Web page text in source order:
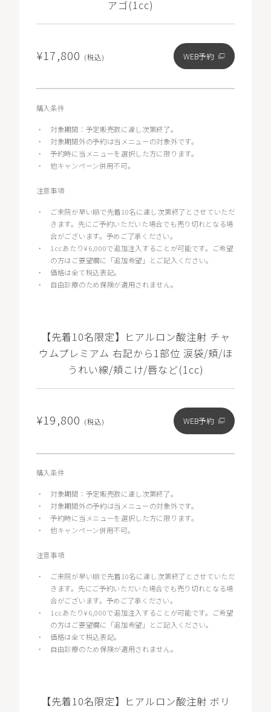
アゴ(1cc)
¥17,800 (税込) WEB予約
購入条件
・ 対象期間：予定販売数に達し次第終了。
・ 対象期間外の予約は当メニューの対象外です。
・予約時に当メニューを選択した方に限ります。
・他キャンペーン併用不可。
注意事項
・
ご来院が早い順で先着10名に達し次第終了とさせていただ
きます。先にご予約いただいた場合でも売り切れとなる場
合がございます。予めご了承ください。
・
1ccあたり¥6,000で追加注入することが可能です。ご希望
の方はご要望欄に「追加希望」とご記入ください。
・価格は全て税込表記。
・
自由診療のため保険が適用されません。
【先着10名限定】ヒアルロン酸注射 チャ
ウムプレミアム 右記から1部位 涙袋/頬/ほ
うれい線/頬こけ/唇など(1cc)
¥19,800 (税込) WEB予約
購入条件
・ 対象期間：予定販売数に達し次第終了。
・ 対象期間外の予約は当メニューの対象外です。
・予約時に当メニューを選択した方に限ります。
・他キャンペーン併用不可。
注意事項
・
ご来院が早い順で先着10名に達し次第終了とさせていただ
きます。先にご予約いただいた場合でも売り切れとなる場
合がございます。予めご了承ください。
・
1ccあたり¥6,000で追加注入することが可能です。ご希望
の方はご要望欄に「追加希望」とご記入ください。
・価格は全て税込表記。
・
自由診療のため保険が適用されません。
【先着10名限定】ヒアルロン酸注射 ボリ